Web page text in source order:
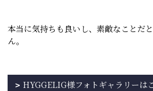
本当に気持ちも良いし、素敵なことだ
ん。
HYGGELIG様フォトギャラリーは